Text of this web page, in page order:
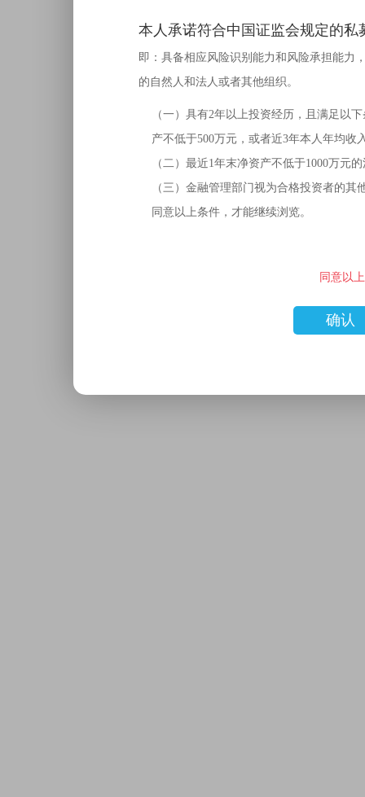
本人承诺符合中国证监会规定的
即：具备相应风险识别能力和风险承担能力
的自然人和法人或者其他组织。
（一）具有2年以上投资经历，且满足以
产不低于500万元，或者近3年本人年均收
（二）最近1年末净资产不低于1000万元
（三）金融管理部门视为合格投资者的其
同意以上条件，才能继续浏览。
同意以
确认